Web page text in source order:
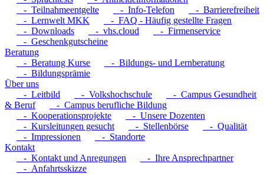
- Teilnahmeentgelte
- Info-Telefon
- Barrierefreiheit
- Lernwelt MKK
- FAQ - Häufig gestellte Fragen
- Downloads
- vhs.cloud
- Firmenservice
- Geschenkgutscheine
Beratung
- Beratung Kurse
- Bildungs- und Lernberatung
- Bildungsprämie
Über uns
- Leitbild
- Volkshochschule
- Campus Gesundheit
& Beruf
- Campus berufliche Bildung
- Kooperationsprojekte
- Unsere Dozenten
- Kursleitungen gesucht
- Stellenbörse
- Qualität
- Impressionen
- Standorte
Kontakt
- Kontakt und Anregungen
- Ihre Ansprechpartner
- Anfahrtsskizze